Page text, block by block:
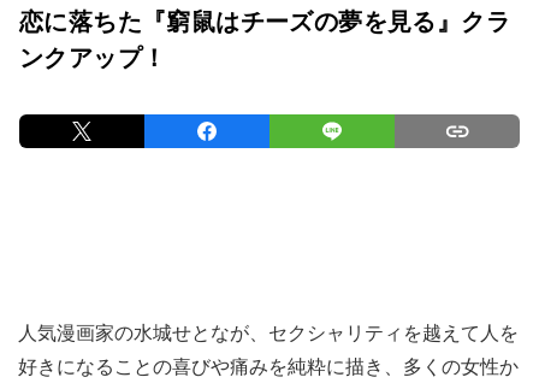
恋に落ちた『窮鼠はチーズの夢を見る』クラ
ンクアップ！
人気漫画家の水城せとなが、セクシャリティを越えて人を
好きになることの喜びや痛みを純粋に描き、多くの女性か